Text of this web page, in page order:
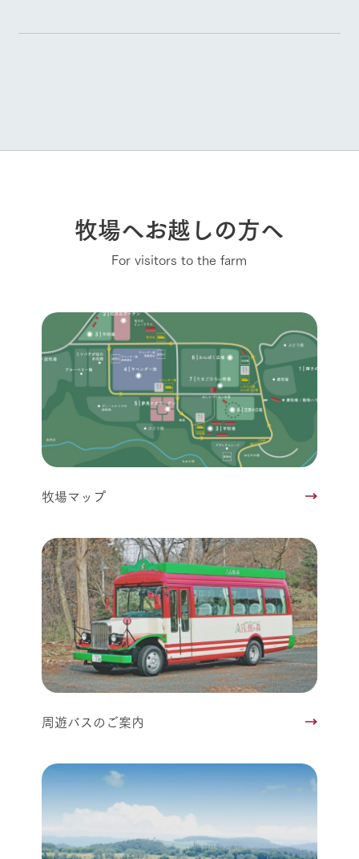
牧場へお越しの方へ
For visitors to the farm
牧場マップ
周遊バスのご案内